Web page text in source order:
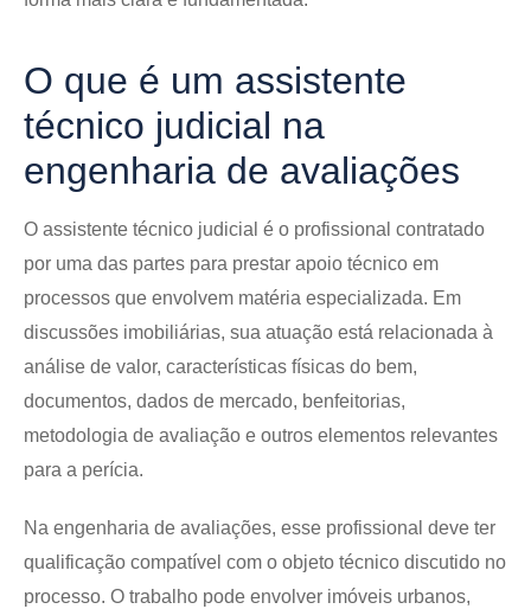
O que é um assistente
técnico judicial na
engenharia de avaliações
O assistente técnico judicial é o profissional contratado
por uma das partes para prestar apoio técnico em
processos que envolvem matéria especializada. Em
discussões imobiliárias, sua atuação está relacionada à
análise de valor, características físicas do bem,
documentos, dados de mercado, benfeitorias,
metodologia de avaliação e outros elementos relevantes
para a perícia.
Na engenharia de avaliações, esse profissional deve ter
qualificação compatível com o objeto técnico discutido no
processo. O trabalho pode envolver imóveis urbanos,